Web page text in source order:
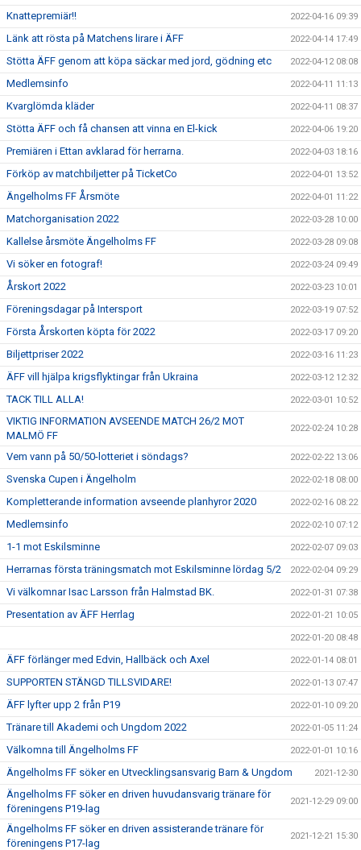
Knattepremiär!! 2022-04-16 09:39
Länk att rösta på Matchens lirare i ÄFF 2022-04-14 17:49
Stötta ÄFF genom att köpa säckar med jord, gödning etc 2022-04-12 08:08
Medlemsinfo 2022-04-11 11:13
Kvarglömda kläder 2022-04-11 08:37
Stötta ÄFF och få chansen att vinna en El-kick 2022-04-06 19:20
Premiären i Ettan avklarad för herrarna. 2022-04-03 18:16
Förköp av matchbiljetter på TicketCo 2022-04-01 13:52
Ängelholms FF Årsmöte 2022-04-01 11:22
Matchorganisation 2022 2022-03-28 10:00
Kallelse årsmöte Ängelholms FF 2022-03-28 09:08
Vi söker en fotograf! 2022-03-24 09:49
Årskort 2022 2022-03-23 10:01
Föreningsdagar på Intersport 2022-03-19 07:52
Första Årskorten köpta för 2022 2022-03-17 09:20
Biljettpriser 2022 2022-03-16 11:23
ÄFF vill hjälpa krigsflyktingar från Ukraina 2022-03-12 12:32
TACK TILL ALLA! 2022-03-01 10:52
VIKTIG INFORMATION AVSEENDE MATCH 26/2 MOT
MALMÖ FF
2022-02-24 10:28
Vem vann på 50/50-lotteriet i söndags? 2022-02-22 13:06
Svenska Cupen i Ängelholm 2022-02-18 08:00
Kompletterande information avseende planhyror 2020 2022-02-16 08:22
Medlemsinfo 2022-02-10 07:12
1-1 mot Eskilsminne 2022-02-07 09:03
Herrarnas första träningsmatch mot Eskilsminne lördag 5/2 2022-02-04 09:29
Vi välkomnar Isac Larsson från Halmstad BK. 2022-01-31 07:38
Presentation av ÄFF Herrlag 2022-01-21 10:05
2022-01-20 08:48
ÄFF förlänger med Edvin, Hallbäck och Axel 2022-01-14 08:01
SUPPORTEN STÄNGD TILLSVIDARE! 2022-01-13 07:47
ÄFF lyfter upp 2 från P19 2022-01-10 09:20
Tränare till Akademi och Ungdom 2022 2022-01-05 11:24
Välkomna till Ängelholms FF 2022-01-01 10:16
Ängelholms FF söker en Utvecklingsansvarig Barn & Ungdom 2021-12-30
Ängelholms FF söker en driven huvudansvarig tränare för
föreningens P19-lag
2021-12-29 09:00
Ängelholms FF söker en driven assisterande tränare för
föreningens P17-lag
2021-12-21 15:30